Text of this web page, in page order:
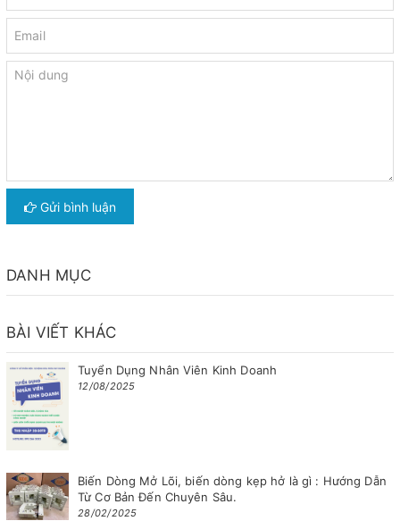
Gửi bình luận
DANH MỤC
BÀI VIẾT KHÁC
Tuyển Dụng Nhân Viên Kinh Doanh
12/08/2025
Biến Dòng Mở Lõi, biến dòng kẹp hở là gì : Hướng Dẫn
Từ Cơ Bản Đến Chuyên Sâu.
28/02/2025